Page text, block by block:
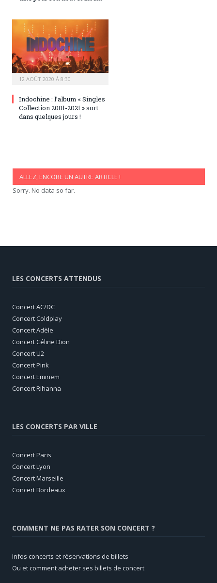
12 AOÛT 2020 À 8:30
Indochine : l’album « Singles
Collection 2001-2021 » sort
dans quelques jours !
ALLEZ, ENCORE UN AUTRE ARTICLE !
Sorry. No data so far.
LES CONCERTS ATTENDUS
Concert AC/DC
Concert Coldplay
Concert Adèle
Concert Céline Dion
Concert U2
Concert Pink
Concert Eminem
Concert Rihanna
LES CONCERTS PAR VILLE
Concert Paris
Concert Lyon
Concert Marseille
Concert Bordeaux
COMMENT NE PAS RATER SON CONCERT ?
Infos concerts et réservations de billets
Ou et comment acheter ses billets de concert